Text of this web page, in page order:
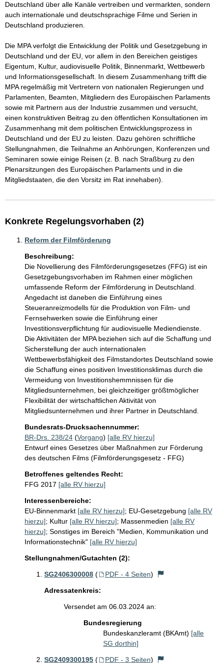
Deutschland über alle Kanäle vertreiben und vermarkten, sondern
auch internationale und deutschsprachige Filme und Serien in
Deutschland produzieren.
Die MPA verfolgt die Entwicklung der Politik und Gesetzgebung in
Deutschland und der EU, vor allem in den Bereichen geistiges
Eigentum, Kultur, audiovisuelle Politik, Binnenmarkt, Wettbewerb
und Informationsgesellschaft. In diesem Zusammenhang trifft die
MPA regelmäßig mit Vertretern von nationalen Regierungen und
Parlamenten, Beamten, Mitgliedern des Europäischen Parlaments
sowie mit Partnern aus der Industrie zusammen und versucht,
einen konstruktiven Beitrag zu den öffentlichen Konsultationen im
Zusammenhang mit dem politischen Entwicklungsprozess in
Deutschland und der EU zu leisten. Dazu gehören schriftliche
Stellungnahmen, die Teilnahme an Anhörungen, Konferenzen und
Seminaren sowie einige Reisen (z. B. nach Straßburg zu den
Plenarsitzungen des Europäischen Parlaments und in die
Mitgliedstaaten, die den Vorsitz im Rat innehaben).
Konkrete Regelungsvorhaben (2)
Reform der Filmförderung
Beschreibung:
Die Novellierung des Filmförderungsgesetzes (FFG) ist ein
Gesetzgebungsvorhaben im Rahmen einer möglichen
umfassende Reform der Filmförderung in Deutschland.
Angedacht ist daneben die Einführung eines
Steueranreizmodells für die Produktion von Film- und
Fernsehwerken sowie die Einführung einer
Investitionsverpflichtung für audiovisuelle Mediendienste.
Die Aktivitäten der MPA beziehen sich auf die Schaffung und
Sicherstellung der auch internationalen
Wettbewerbsfähigkeit des Filmstandortes Deutschland sowie
die Schaffung eines positiven Investitionsklimas durch die
Vermeidung von Investitionshemmnissen für die
Mitgliedsunternehmen, bei gleichzeitiger größtmöglicher
Flexibilität der wirtschaftlichen Aktivität von
Mitgliedsunternehmen und ihrer Partner in Deutschland.
Bundesrats-Drucksachennummer:
BR-Drs. 238/24 (Vorgang) [alle RV hierzu]
Entwurf eines Gesetzes über Maßnahmen zur Förderung
des deutschen Films (Filmförderungsgesetz - FFG)
Betroffenes geltendes Recht:
FFG 2017 [alle RV hierzu]
Interessenbereiche:
EU-Binnenmarkt [alle RV hierzu]; EU-Gesetzgebung [alle RV
hierzu]; Kultur [alle RV hierzu]; Massenmedien [alle RV
hierzu]; Sonstiges im Bereich "Medien, Kommunikation und
Informationstechnik" [alle RV hierzu]
Stellungnahmen/Gutachten (2):
SG2406300008 ( PDF - 4 Seiten)
Adressatenkreis:
Versendet am 06.03.2024 an:
Bundesregierung
Bundeskanzleramt (BKAmt) [alle
SG dorthin]
SG2409300195 ( PDF - 3 Seiten)